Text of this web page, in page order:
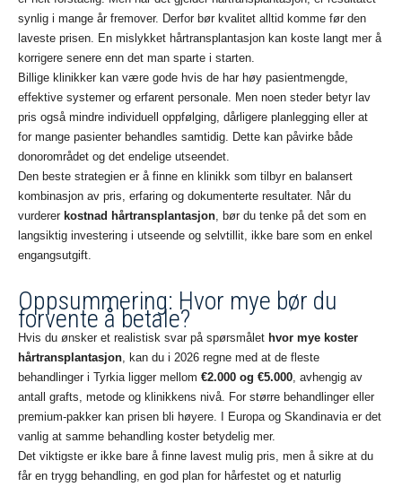
synlig i mange år fremover. Derfor bør kvalitet alltid komme før den
laveste prisen. En mislykket hårtransplantasjon kan koste langt mer å
korrigere senere enn det man sparte i starten.
Billige klinikker kan være gode hvis de har høy pasientmengde,
effektive systemer og erfarent personale. Men noen steder betyr lav
pris også mindre individuell oppfølging, dårligere planlegging eller at
for mange pasienter behandles samtidig. Dette kan påvirke både
donorområdet og det endelige utseendet.
Den beste strategien er å finne en klinikk som tilbyr en balansert
kombinasjon av pris, erfaring og dokumenterte resultater. Når du
vurderer kostnad hårtransplantasjon, bør du tenke på det som en
langsiktig investering i utseende og selvtillit, ikke bare som en enkel
engangsutgift.
Oppsummering: Hvor mye bør du
forvente å betale?
Hvis du ønsker et realistisk svar på spørsmålet hvor mye koster
hårtransplantasjon, kan du i 2026 regne med at de fleste
behandlinger i Tyrkia ligger mellom €2.000 og €5.000, avhengig av
antall grafts, metode og klinikkens nivå. For større behandlinger eller
premium-pakker kan prisen bli høyere. I Europa og Skandinavia er det
vanlig at samme behandling koster betydelig mer.
Det viktigste er ikke bare å finne lavest mulig pris, men å sikre at du
får en trygg behandling, en god plan for hårfestet og et naturlig